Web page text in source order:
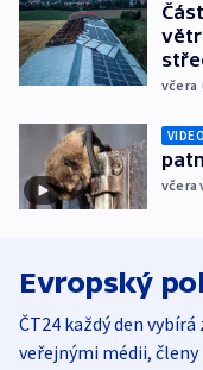
včera
VIDEO
včera
Evropský
ČT24 každý den
veřejnými médii, členy